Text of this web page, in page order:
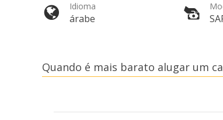
Idioma
árabe
Quando é mais barato alugar um